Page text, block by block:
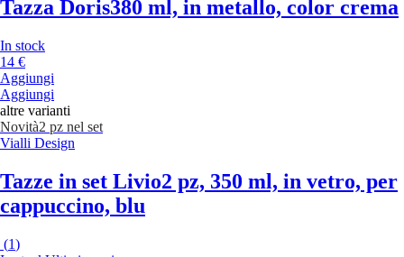
Tazza Doris380 ml, in metallo, color crema
In stock
14 €
Aggiungi
Aggiungi
altre varianti
Novità2 pz nel set
Vialli Design
Tazze in set Livio2 pz, 350 ml, in vetro, per
cappuccino, blu
(1)